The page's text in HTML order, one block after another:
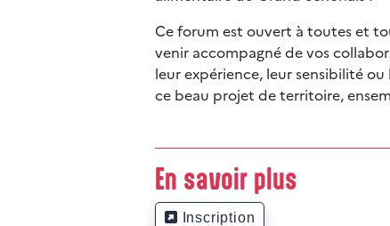
Ce forum est ouvert à toutes et
venir accompagné de vos
leur expérience, leur sensibilité
ce beau projet de territoire,
En savoir plus
Inscription